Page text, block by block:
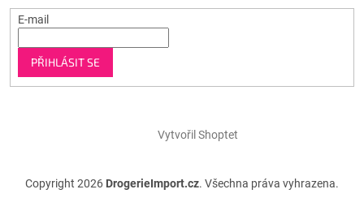
E-mail
PŘIHLÁSIT SE
Vytvořil Shoptet
Copyright 2026 DrogerieImport.cz. Všechna práva vyhrazena.